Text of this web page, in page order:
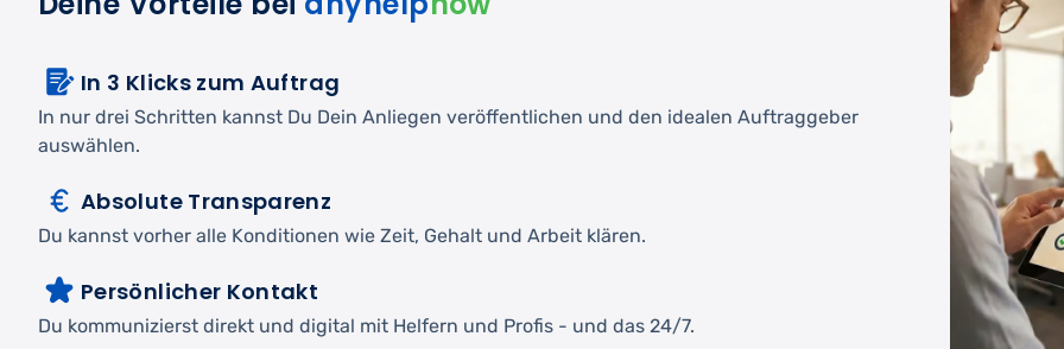
In 3 Klicks zum Auftrag
In nur drei Schritten kannst Du Dein Anliegen veröffentlichen und den idealen Auftraggeber
auswählen.
Absolute Transparenz
Du kannst vorher alle Konditionen wie Zeit, Gehalt und Arbeit klären.
Persönlicher Kontakt
Du kommunizierst direkt und digital mit Helfern und Profis - und das 24/7.